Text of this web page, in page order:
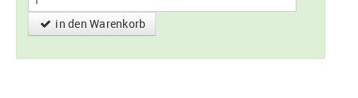
in den Warenkorb